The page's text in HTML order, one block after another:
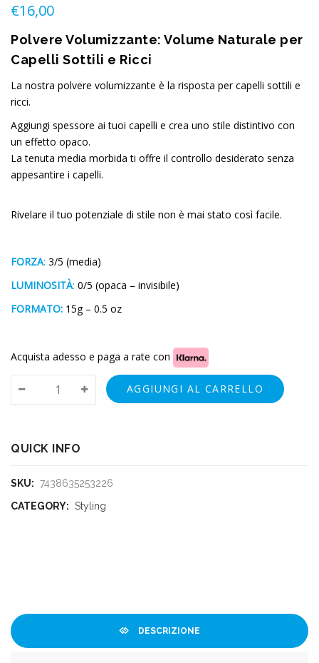
€16,00
Polvere Volumizzante: Volume Naturale per
Capelli Sottili e Ricci
La nostra polvere volumizzante è la risposta per capelli sottili e
ricci.
Aggiungi spessore ai tuoi capelli e crea uno stile distintivo con
un effetto opaco.
La tenuta media morbida ti offre il controllo desiderato senza
appesantire i capelli.
Rivelare il tuo potenziale di stile non è mai stato così facile.
FORZA: 3/5 (media)
LUMINOSITÀ: 0/5 (opaca – invisibile)
FORMATO: 15g – 0.5 oz
Acquista adesso e paga a rate con
AGGIUNGI AL CARRELLO
QUICK INFO
SKU: 7438635253226
CATEGORY: Styling
DESCRIZIONE